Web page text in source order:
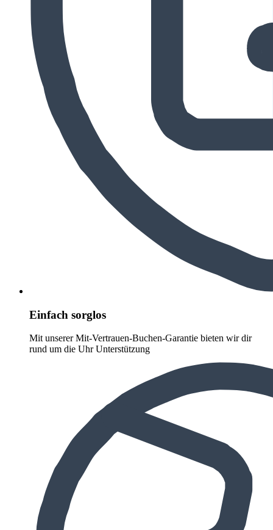
Einfach sorglos
Mit unserer Mit-Vertrauen-Buchen-Garantie bieten wir dir
rund um die Uhr Unterstützung